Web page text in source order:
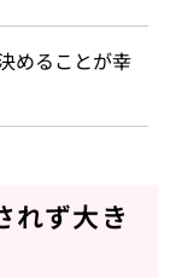
めることが幸
ず大き